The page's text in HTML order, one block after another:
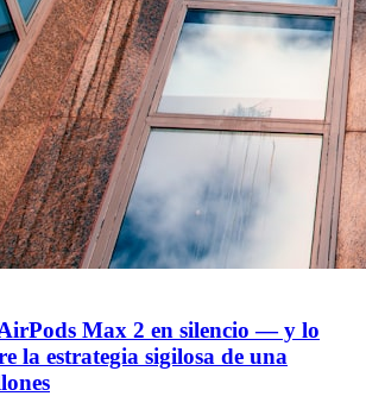
Max 2 en silencio — y lo
la estrategia sigilosa de una